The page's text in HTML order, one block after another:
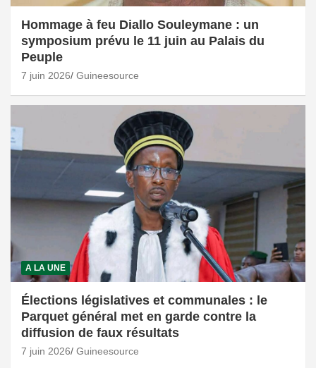
Hommage à feu Diallo Souleymane : un
symposium prévu le 11 juin au Palais du
Peuple
7 juin 2026 Guineesource
A LA UNE
Élections législatives et communales : le
Parquet général met en garde contre la
diffusion de faux résultats
7 juin 2026 Guineesource